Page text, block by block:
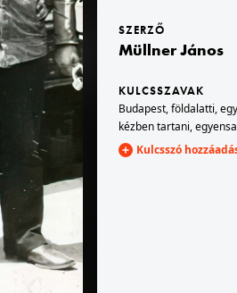
1914 · Budapest
analfabéta katonák tanfolyama.
SZERZŐ
Müllner János
KULCSSZAVAK
Budapest,földalatti,
kézben tartani,
Kulcsszó